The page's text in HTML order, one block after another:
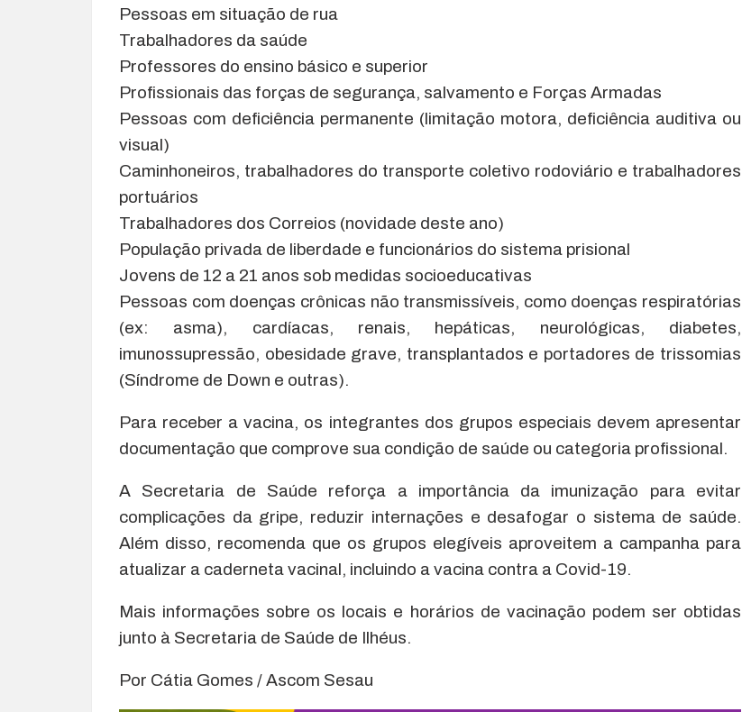
Pessoas em situação de rua
Trabalhadores da saúde
Professores do ensino básico e superior
Profissionais das forças de segurança, salvamento e Forças Armadas
Pessoas com deficiência permanente (limitação motora, deficiência auditiva ou
visual)
Caminhoneiros, trabalhadores do transporte coletivo rodoviário e trabalhadores
portuários
Trabalhadores dos Correios (novidade deste ano)
População privada de liberdade e funcionários do sistema prisional
Jovens de 12 a 21 anos sob medidas socioeducativas
Pessoas com doenças crônicas não transmissíveis, como doenças respiratórias
(ex: asma), cardíacas, renais, hepáticas, neurológicas, diabetes,
imunossupressão, obesidade grave, transplantados e portadores de trissomias
(Síndrome de Down e outras).
Para receber a vacina, os integrantes dos grupos especiais devem apresentar
documentação que comprove sua condição de saúde ou categoria profissional.
A Secretaria de Saúde reforça a importância da imunização para evitar
complicações da gripe, reduzir internações e desafogar o sistema de saúde.
Além disso, recomenda que os grupos elegíveis aproveitem a campanha para
atualizar a caderneta vacinal, incluindo a vacina contra a Covid-19.
Mais informações sobre os locais e horários de vacinação podem ser obtidas
junto à Secretaria de Saúde de Ilhéus.
Por Cátia Gomes / Ascom Sesau